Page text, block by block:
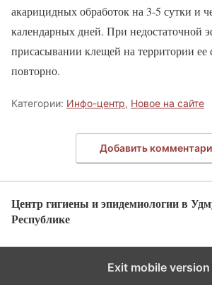
акарицидных обработок на 3-5 сутки и
календарных дней. При недостаточной
присасывании клещей на территории ее
повторно.
Категории: Инфо-центр, Новое на сайте
Добавить
Центр гигиены и эпидемиологии в
Республике
Exit mobile version